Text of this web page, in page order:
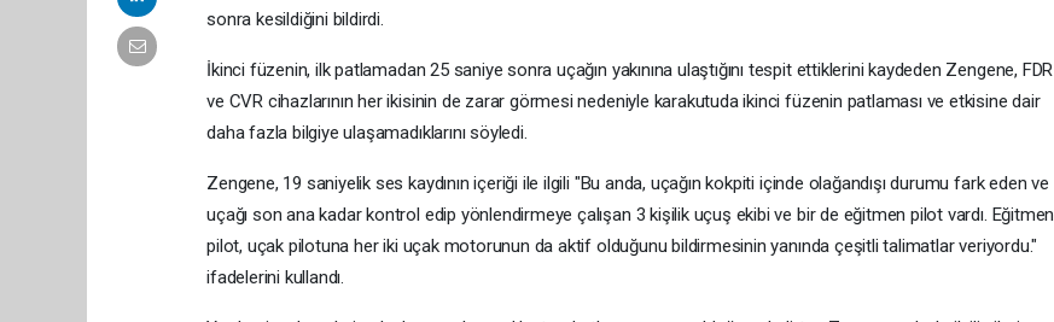
sonra kesildiğini bildirdi.
İkinci füzenin, ilk patlamadan 25 saniye sonra uçağın yakınına ulaştığını tespit ettiklerini kaydeden Zengene, FDR
ve CVR cihazlarının her ikisinin de zarar görmesi nedeniyle karakutuda ikinci füzenin patlaması ve etkisine dair
daha fazla bilgiye ulaşamadıklarını söyledi.
Zengene, 19 saniyelik ses kaydının içeriği ile ilgili "Bu anda, uçağın kokpiti içinde olağandışı durumu fark eden ve
uçağı son ana kadar kontrol edip yönlendirmeye çalışan 3 kişilik uçuş ekibi ve bir de eğitmen pilot vardı. Eğitmen
pilot, uçak pilotuna her iki uçak motorunun da aktif olduğunu bildirmesinin yanında çeşitli talimatlar veriyordu."
ifadelerini kullandı.